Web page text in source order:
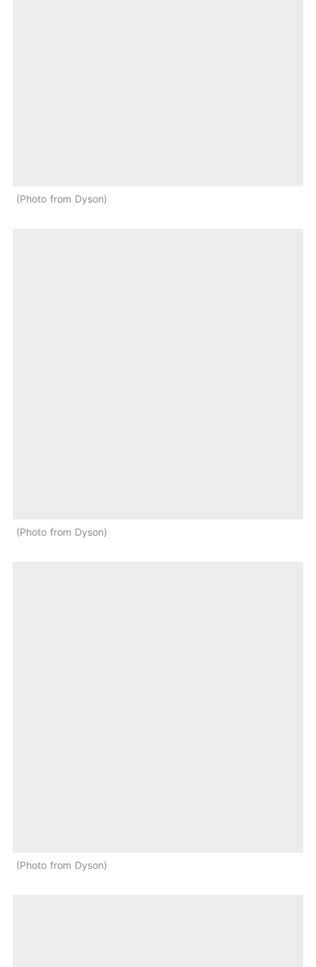
Photo from Dyson
Photo from Dyson
Photo from Dyson